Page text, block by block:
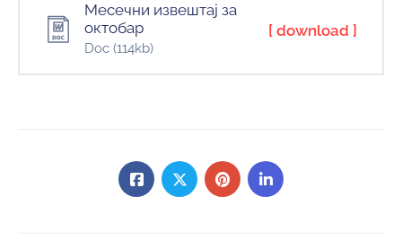
Месечни извештај за
октобар
Doc (114kb)
[ download ]